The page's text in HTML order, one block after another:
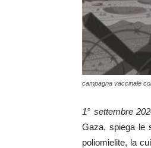
campagna vaccinale
1° settembre
Gaza, spiega le
poliomielite, la